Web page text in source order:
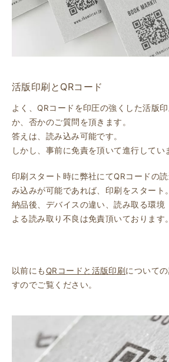
活版印刷とQRコード
よく、QRコードを印圧の強くした活版
か、否かのご質問を頂きます。
答えは、読み込み可能です。
しかし、事前に免責を頂いて進行してい
印刷スタート時に弊社にてQRコードの
み込みが可能であれば、印刷をスタート。
納品後、デバイスの違い、読み取る環境
よる読み取り不良は免責頂いております。
以前にもQRコードと活版印刷 について
すのでご覧ください。